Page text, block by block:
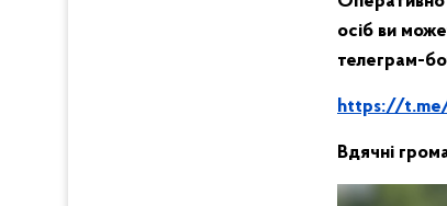
осіб ви
телеграм-
https://t.me/
Вдячні